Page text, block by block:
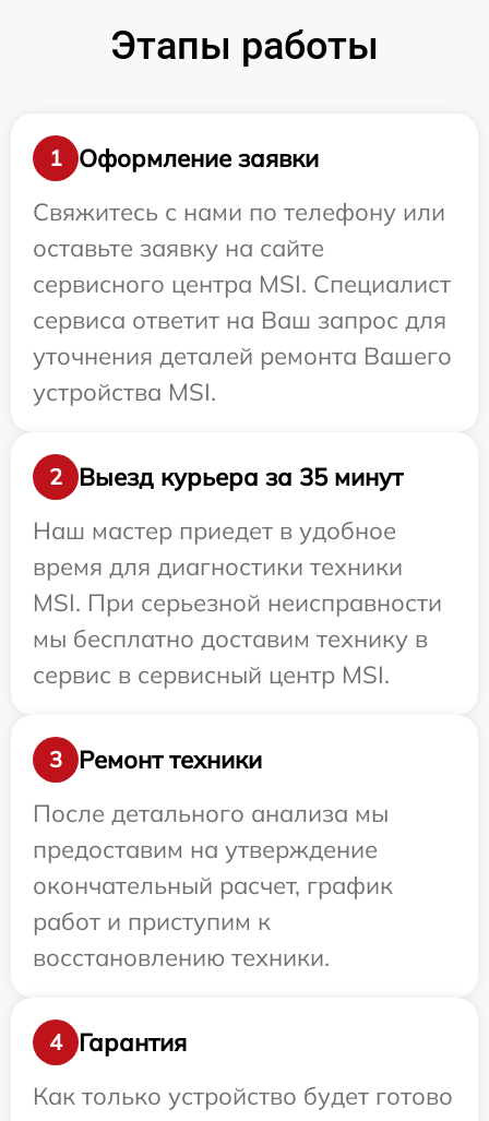
Этапы работы
1
Оформление заявки
Свяжитесь с нами по телефону или
оставьте заявку на сайте
сервисного центра MSI. Специалист
сервиса ответит на Ваш запрос для
уточнения деталей ремонта Вашего
устройства MSI.
2
Выезд курьера за 35 минут
Наш мастер приедет в удобное
время для диагностики техники
MSI. При серьезной неисправности
мы бесплатно доставим технику в
сервис в сервисный центр MSI.
3
Ремонт техники
После детального анализа мы
предоставим на утверждение
окончательный расчет, график
работ и приступим к
восстановлению техники.
4
Гарантия
Как только устройство будет готово